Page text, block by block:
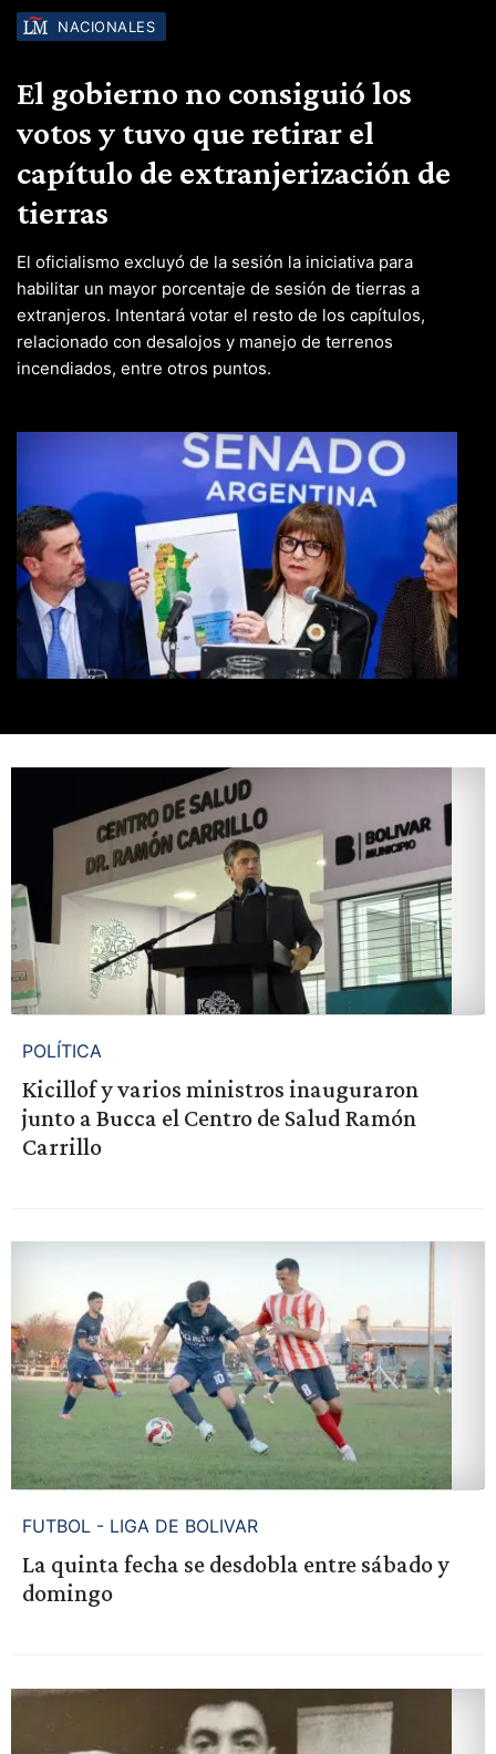
NACIONALES
El gobierno no consiguió los
votos y tuvo que retirar el
capítulo de extranjerización de
tierras
El oficialismo excluyó de la sesión la iniciativa para
habilitar un mayor porcentaje de sesión de tierras a
extranjeros. Intentará votar el resto de los capítulos,
relacionado con desalojos y manejo de terrenos
incendiados, entre otros puntos.
POLÍTICA
Kicillof y varios ministros inauguraron
junto a Bucca el Centro de Salud Ramón
Carrillo
FUTBOL - LIGA DE BOLIVAR
La quinta fecha se desdobla entre sábado y
domingo